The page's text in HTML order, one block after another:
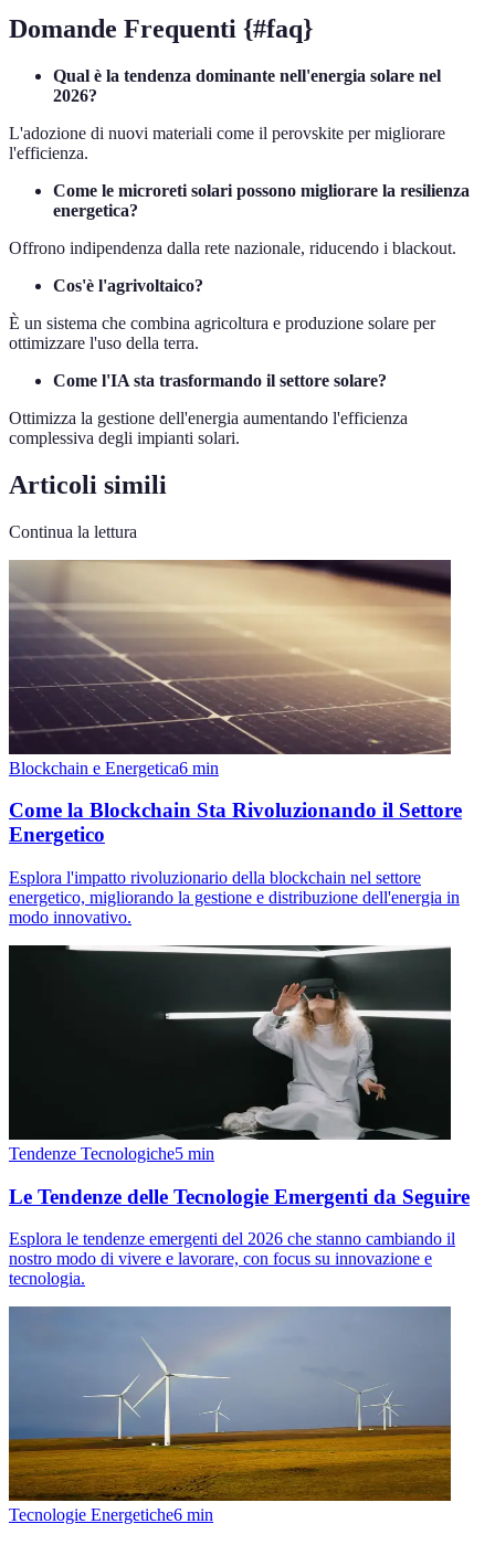
Domande Frequenti {#faq}
Qual è la tendenza dominante nell'energia solare nel
2026?
L'adozione di nuovi materiali come il perovskite per migliorare
l'efficienza.
Come le microreti solari possono migliorare la resilienza
energetica?
Offrono indipendenza dalla rete nazionale, riducendo i blackout.
Cos'è l'agrivoltaico?
È un sistema che combina agricoltura e produzione solare per
ottimizzare l'uso della terra.
Come l'IA sta trasformando il settore solare?
Ottimizza la gestione dell'energia aumentando l'efficienza
complessiva degli impianti solari.
Articoli simili
Continua la lettura
Blockchain e Energetica6 min
Come la Blockchain Sta Rivoluzionando il Settore
Energetico
Esplora l'impatto rivoluzionario della blockchain nel settore
energetico, migliorando la gestione e distribuzione dell'energia in
modo innovativo.
Tendenze Tecnologiche5 min
Le Tendenze delle Tecnologie Emergenti da Seguire
Esplora le tendenze emergenti del 2026 che stanno cambiando il
nostro modo di vivere e lavorare, con focus su innovazione e
tecnologia.
Tecnologie Energetiche6 min